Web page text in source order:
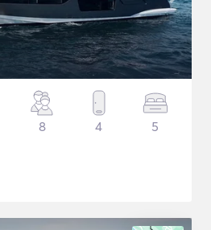
8 4 5